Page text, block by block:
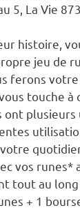
5, La Vie
histoire,
jeu de
ferons
touche à
ont
vos runes*
tout au
+ 1